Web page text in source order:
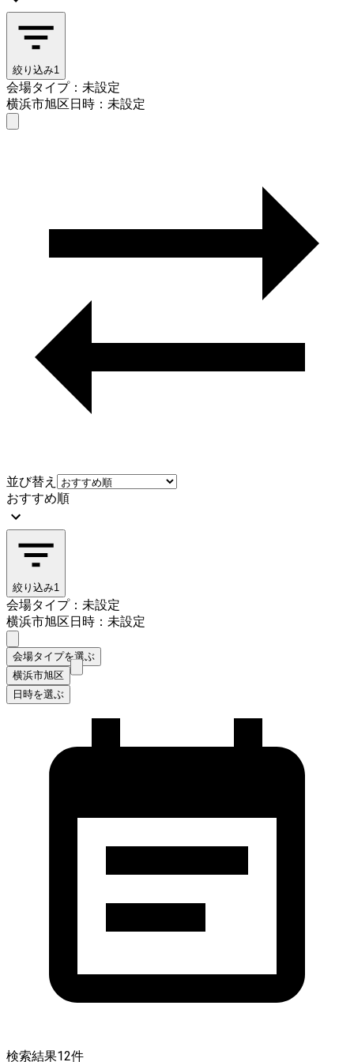
絞り込み1
会場タイプ：未設定
横浜市旭区日時：未設定
並び替え
おすすめ順
絞り込み1
会場タイプ：未設定
横浜市旭区日時：未設定
会場タイプを選ぶ
横浜市旭区
日時を選ぶ
検索結果12件